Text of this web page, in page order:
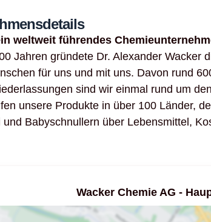
weltweit führendes
Jahren gründete Dr. Alexander Wacker
für uns und mit uns. Davon rund
sind wir einmal rund um
unsere Produkte in über 100 Länder,
und Babyschnullern über Lebensmittel,
Wacker Chemie AG -